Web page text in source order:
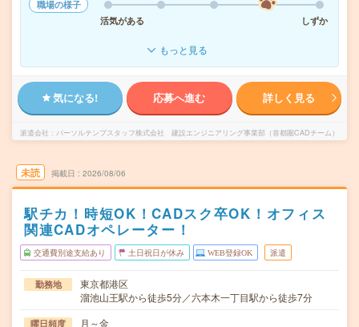
職場の様子
活気がある
しずか
もっと見る
気になる! 応募へ進む 詳しく見る
派遣会社 パーソルテンプスタッフ株式会社 建設エンジニアリング事業部（首都圏CADチーム）
未読 掲載日 2026/08/06
駅チカ！時短OK！CADスク卒OK！オフィス
関連CADオペレーター！
交通費別途支給あり 土日祝日が休み WEB登録OK 派遣
勤務地
東京都港区
溜池山王駅から徒歩5分／六本木一丁目駅から徒歩7分
曜日頻度 月～金